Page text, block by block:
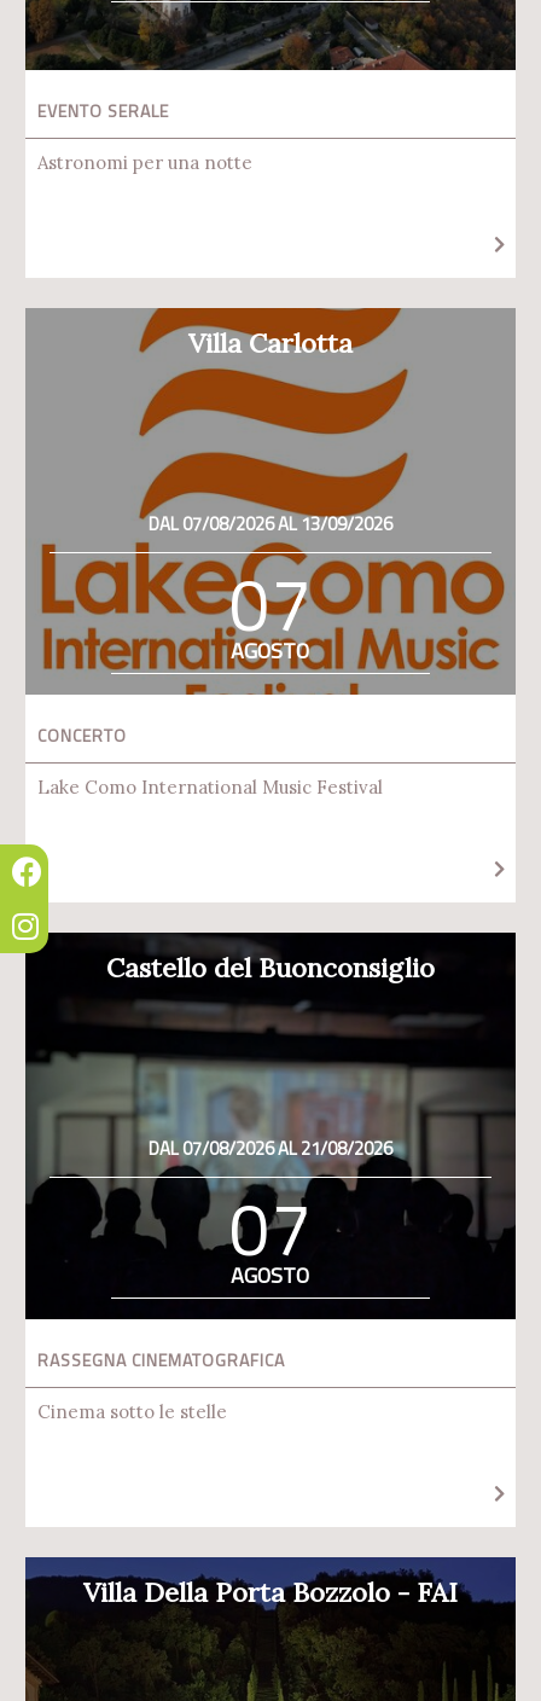
EVENTO SERALE
Astronomi per una notte
Villa Carlotta
DAL 07/08/2026 AL 13/09/2026
07
AGOSTO
CONCERTO
Lake Como International Music Festival
Castello del Buonconsiglio
DAL 07/08/2026 AL 21/08/2026
07
AGOSTO
RASSEGNA CINEMATOGRAFICA
Cinema sotto le stelle
Villa Della Porta Bozzolo - FAI